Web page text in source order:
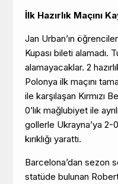
İlk Hazırlık Maçını
Jan Urban’ın
Kupası bileti alamadı.
alamayacaklar. 2
Polonya ilk maçını
ile karşılaşan Kırmızı
0’lık mağlubiyet ile
gollerle Ukrayna’ya
kırıklığı yarattı.
Barcelona’dan sezon
statüde bulunan